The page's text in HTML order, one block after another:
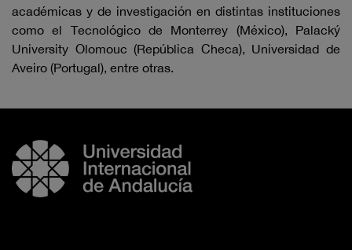
académicas y de investigación en distintas instituciones
como el Tecnológico de Monterrey (México), Palacký
University Olomouc (República Checa), Universidad de
Aveiro (Portugal), entre otras.